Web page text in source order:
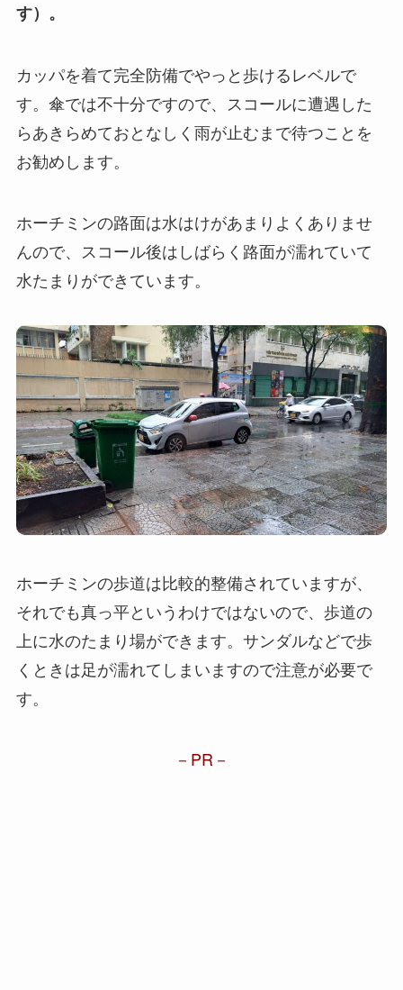
す）。
カッパを着て完全防備でやっと歩けるレベルで
す。傘では不十分ですので、スコールに遭遇した
らあきらめておとなしく雨が止むまで待つことを
お勧めします。
ホーチミンの路面は水はけがあまりよくありませ
んので、スコール後はしばらく路面が濡れていて
水たまりができています。
ホーチミンの歩道は比較的整備されていますが、
それでも真っ平というわけではないので、歩道の
上に水のたまり場ができます。サンダルなどで歩
くときは足が濡れてしまいますので注意が必要で
す。
PR